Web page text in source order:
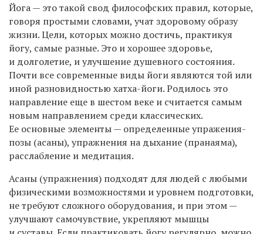
Йога — это такой свод философских правил, которые,
говоря простыми словами, учат здоровому образу
жизни.Цели, которых можно достичь, практикуя
йогу, самые разные. Это и хорошее здоровье,
и долголетие, и улучшение душевного состояния.
Почти все современные виды йоги являются той или
иной разновидностью хатха-йоги. Родилось это
направление еще в шестом веке и считается самым
новым направлением среди классических.
Ее основные элементы — определенные упражения-
позы (асаны), упражнения на дыхание (пранаяма),
расслабление и медитация.
Асаны (упражнения) подходят для людей с любыми
физическими возможностями и уровнем подготовки,
не требуют сложного оборудования, и при этом —
улучшают самочувствие, укрепляют мышцы